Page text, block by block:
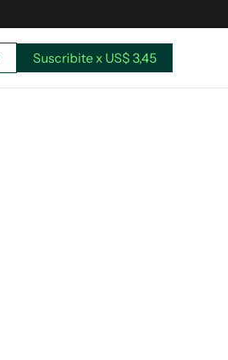
Suscribite x US$ 3,45